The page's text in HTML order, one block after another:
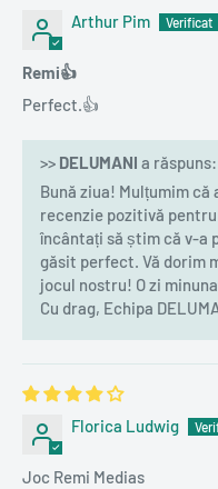
Arthur Pim
Remi👍
Perfect.👍
>> DELUMANI a răspuns:
Bună ziua! Mulțumim
recenzie pozitivă
încântați să știm că v-a
găsit perfect. Vă dorim
jocul nostru! O zi
Cu drag, Echipa
Florica Ludwig
Joc Remi Medias